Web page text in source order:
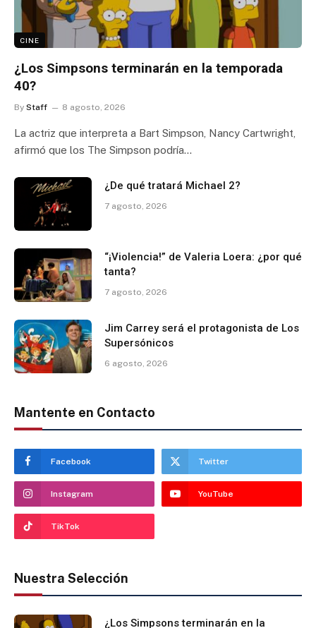
CINE
¿Los Simpsons terminarán en la temporada
40?
By Staff 8 agosto, 2026
La actriz que interpreta a Bart Simpson, Nancy Cartwright,
afirmó que los The Simpson podría…
¿De qué tratará Michael 2?
7 agosto, 2026
“¡Violencia!” de Valeria Loera: ¿por qué
tanta?
7 agosto, 2026
Jim Carrey será el protagonista de Los
Supersónicos
6 agosto, 2026
Mantente en Contacto
Facebook Twitter
Instagram YouTube
TikTok
Nuestra Selección
¿Los Simpsons terminarán en la